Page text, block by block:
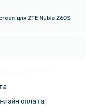
для ZTE Nubia Z60S
оплата: